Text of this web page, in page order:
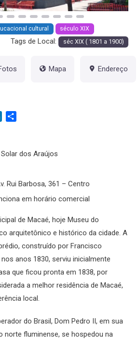
cultural século XIX
Tags de Local: séc XIX ( 1801 a 1900)
Mapa Endereço
LinkedIn
Solar dos Araújos
Rui Barbosa, 361 – Centro
em horário comercial
de Macaé, hoje Museu do
arquitetônico e histórico da cidade. A
construído por Francisco
anos 1830, serviu inicialmente
que ficou pronta em 1838, por
a melhor residência de Macaé,
local.
do Brasil, Dom Pedro II, em sua
norte fluminense, se hospedou na